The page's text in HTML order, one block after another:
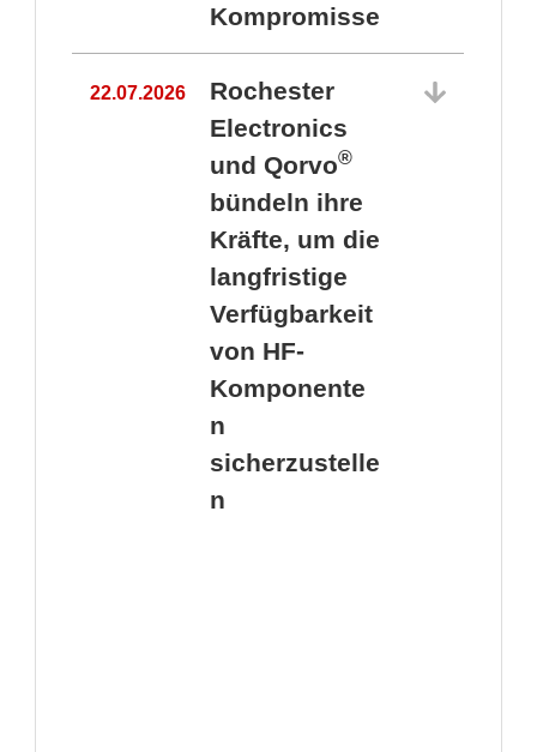
Kompromisse
22.07.2026
Rochester
Electronics
und Qorvo®
bündeln ihre
Kräfte, um die
langfristige
Verfügbarkeit
von HF-
Komponente
n
sicherzustelle
n